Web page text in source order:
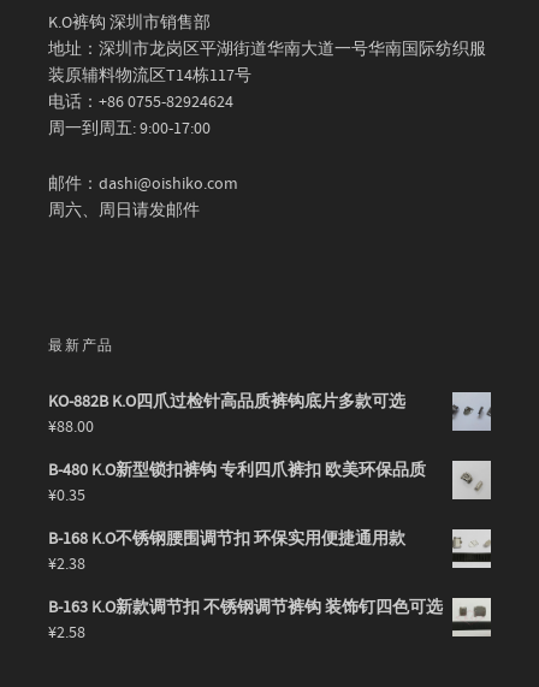
K.O裤钩 深圳市销售部
地址：深圳市龙岗区平湖街道华南大道一号华南国际纺织服
装原辅料物流区T14栋117号
电话：+86 0755-82924624
周一到周五: 9:00-17:00
邮件：dashi@oishiko.com
周六、周日请发邮件
最新产品
KO-882B K.O四爪过检针高品质裤钩底片多款可选
¥88.00
B-480 K.O新型锁扣裤钩 专利四爪裤扣 欧美环保品质
¥0.35
B-168 K.O不锈钢腰围调节扣 环保实用便捷通用款
¥2.38
B-163 K.O新款调节扣 不锈钢调节裤钩 装饰钉四色可选
¥2.58